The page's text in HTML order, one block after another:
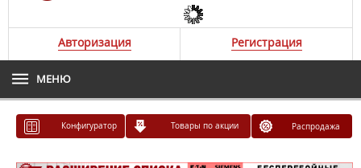
Авторизация Регистрация
МЕНЮ
Конфигуратор Товары по акции Распродажа